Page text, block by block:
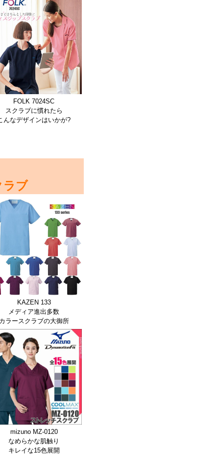
FOLK 7024SC
スクラブに慣れたら
んなデザインはいかが?
ラブ
KAZEN 133
メディア進出多数
カラースクラブの大御所
mizuno MZ-0120
なめらかな肌触り
キレイな15色展開